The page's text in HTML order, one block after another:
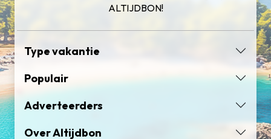
ALTIJDBON!
Type vakantie
Populair
Adverteerders
Over Altijdbon